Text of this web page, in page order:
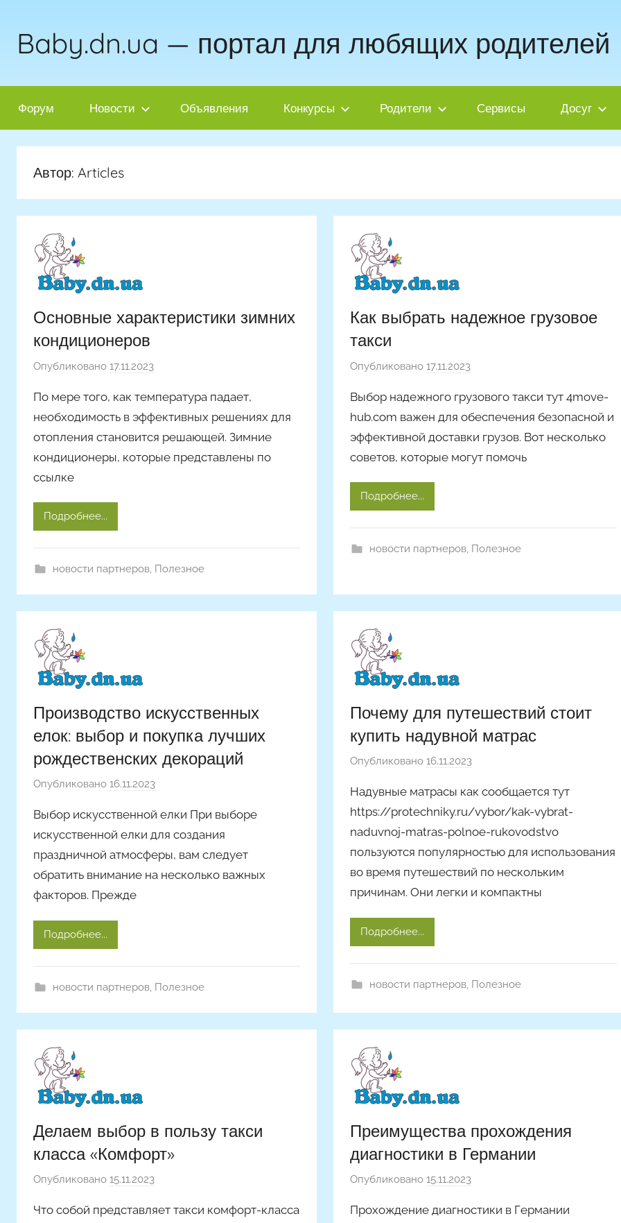
содержимому
Baby.dn.ua — портал для любящих родителей
Форум Новости Объявления Конкурсы Родители Сервисы Досуг
Автор: Articles
Основные характеристики зимних
кондиционеров
Опубликовано 17.11.2023
т
о
р
о
c
По мере того, как температура падает,
необходимость в эффективных решениях для
отопления становится решающей. Зимние
кондиционеры, которые представлены по
ссылке
Подробнее...
новости партнеров, Полезное
Как выбрать надежное грузовое
такси
Опубликовано17.11.2023
т
о
р
о
i
Выбор надежного грузового такси тут 4move-
hub.com важен для обеспечения безопасной и
эффективной доставки грузов. Вот несколько
советов, которые могут помочь
Подробнее...
новости партнеров, Полезное
Производство искусственных
елок: выбор и покупка лучших
рождественских декораций
Опубликовано 16.11.2023
т
о
р
о
c
Выбор искусственной елки При выборе
искусственной елки для создания
праздничной атмосферы, вам следует
обратить внимание на несколько важных
факторов. Прежде
Подробнее...
новости партнеров, Полезное
Почему для путешествий стоит
купить надувной матрас
Опубликовано16.11.2023
т
о
р
о
м
A
l
s
Надувные матрасы как сообщается тут
https://protechniky.ru/vybor/kak-vybrat-
naduvnoj-matras-polnoe-rukovodstvo
пользуются популярностью для использования
во время путешествий по нескольким
причинам. Они легки и компактны
Подробнее...
новости партнеров, Полезное
Делаем выбор в пользу такси
класса «Комфорт»
Опубликовано 15.11.2023
т
Что собой представляет такси комфорт-класса
Преимущества прохождения
диагностики в Германии
Опубликовано15.11.2023
т
Прохождение диагностики в Германии